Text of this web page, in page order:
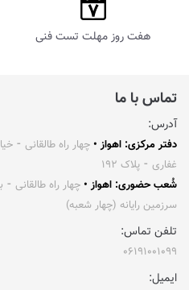
هفت روز مهلت تست فنی
تماس با ما
آدرس:
دفتر مرکزی: اهواز • چهار راه طالقانی ⁃
غفاری ⁃ پلاک ۱۹۲
شُعب حضوری: اهواز • چهار راه طالقانی
سرزمین رایانه (چهار شعبه)
تلفن تماس:
۰۶۱۹۱۰۰۱۰۹۹
ایمیل: